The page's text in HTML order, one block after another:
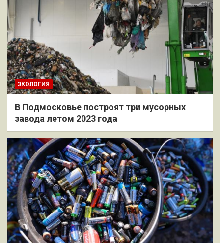
ЭКОЛОГИЯ
В Подмосковье построят три мусорных
завода летом 2023 года